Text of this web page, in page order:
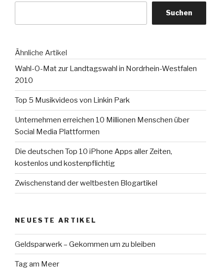
Social
Suchen
Ähnliche Artikel
Wahl-O-Mat zur Landtagswahl in Nordrhein-Westfalen
2010
Top 5 Musikvideos von Linkin Park
Unternehmen erreichen 10 Millionen Menschen über
Social Media Plattformen
Die deutschen Top 10 iPhone Apps aller Zeiten,
kostenlos und kostenpflichtig
Zwischenstand der weltbesten Blogartikel
NEUESTE ARTIKEL
Geldsparwerk – Gekommen um zu bleiben
Tag am Meer